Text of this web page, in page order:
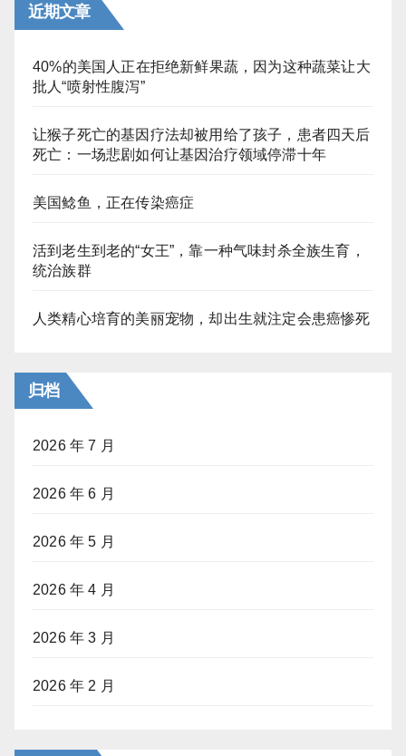
近期文章
40%的美国人正在拒绝新鲜果蔬，因为这种蔬菜让大
批人“喷射性腹泻”
让猴子死亡的基因疗法却被用给了孩子，患者四天后
死亡：一场悲剧如何让基因治疗领域停滞十年
美国鲶鱼，正在传染癌症
活到老生到老的“女王”，靠一种气味封杀全族生育，
统治族群
人类精心培育的美丽宠物，却出生就注定会患癌惨死
归档
2026 年 7 月
2026 年 6 月
2026 年 5 月
2026 年 4 月
2026 年 3 月
2026 年 2 月